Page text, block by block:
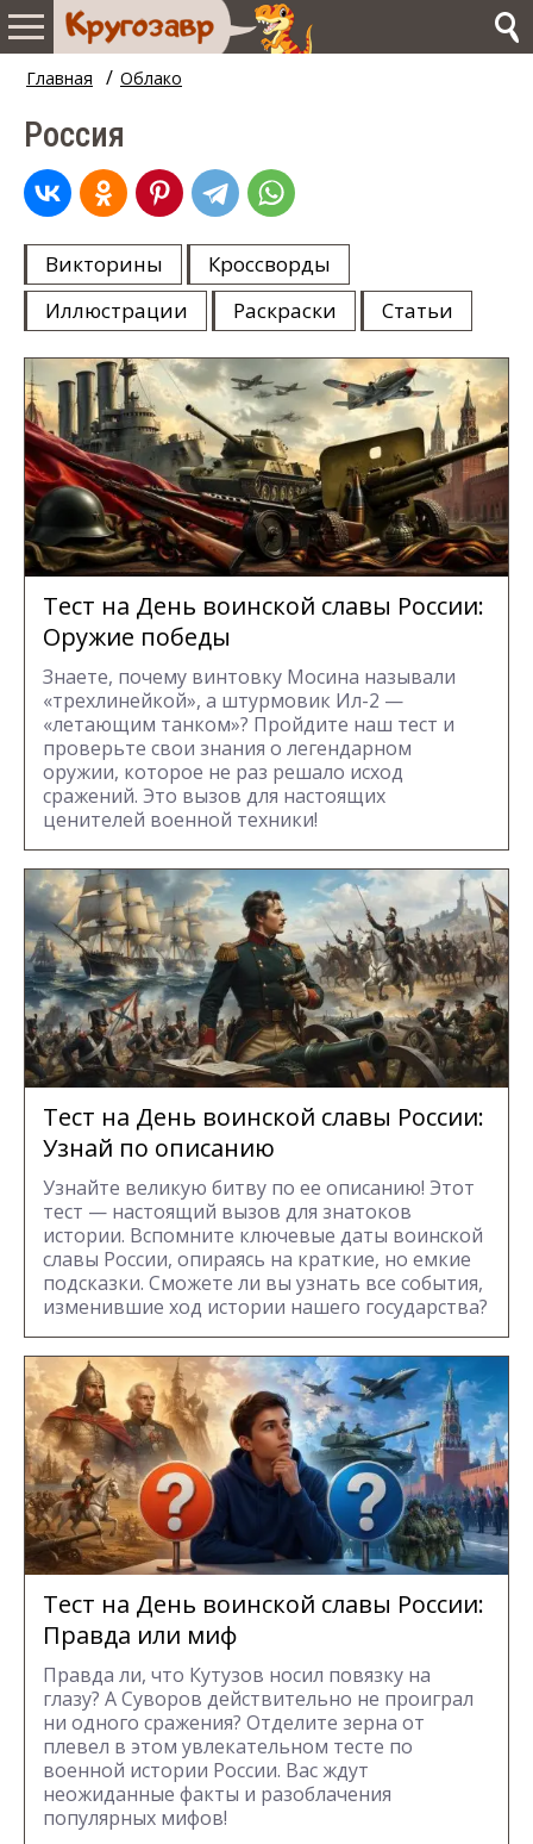
Главная / Облако
Россия
Викторины
Кроссворды
Иллюстрации
Раскраски Статьи
Тест на День воинской славы России:
Оружие победы
Знаете, почему винтовку Мосина называли
«трехлинейкой», а штурмовик Ил-2 —
«летающим танком»? Пройдите наш тест и
проверьте свои знания о легендарном
оружии, которое не раз решало исход
сражений. Это вызов для настоящих
ценителей военной техники!
Тест на День воинской славы России:
Узнай по описанию
Узнайте великую битву по ее описанию! Этот
тест — настоящий вызов для знатоков
истории. Вспомните ключевые даты воинской
славы России, опираясь на краткие, но емкие
подсказки. Сможете ли вы узнать все события,
изменившие ход истории нашего государства?
Тест на День воинской славы России:
Правда или миф
Правда ли, что Кутузов носил повязку на
глазу? А Суворов действительно не проиграл
ни одного сражения? Отделите зерна от
плевел в этом увлекательном тесте по
военной истории России. Вас ждут
неожиданные факты и разоблачения
популярных мифов!